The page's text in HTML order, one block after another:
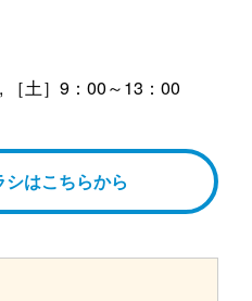
［土］9：00～13：00
はこちらから